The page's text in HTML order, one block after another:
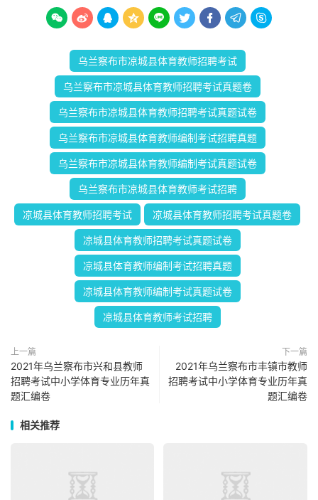
        
乌兰察布市凉城县体育教师招聘考试
乌兰察布市凉城县体育教师招聘考试真题卷
乌兰察布市凉城县体育教师招聘考试真题试卷
乌兰察布市凉城县体育教师编制考试招聘真题
乌兰察布市凉城县体育教师编制考试真题试卷
乌兰察布市凉城县体育教师考试招聘
凉城县体育教师招聘考试 凉城县体育教师招聘考试真题卷
凉城县体育教师招聘考试真题试卷
凉城县体育教师编制考试招聘真题
凉城县体育教师编制考试真题试卷
凉城县体育教师考试招聘
上一篇
2021年乌兰察布市兴和县教师
招聘考试中小学体育专业历年真
题汇编卷
下一篇
2021年乌兰察布市丰镇市教师
招聘考试中小学体育专业历年真
题汇编卷
相关推荐